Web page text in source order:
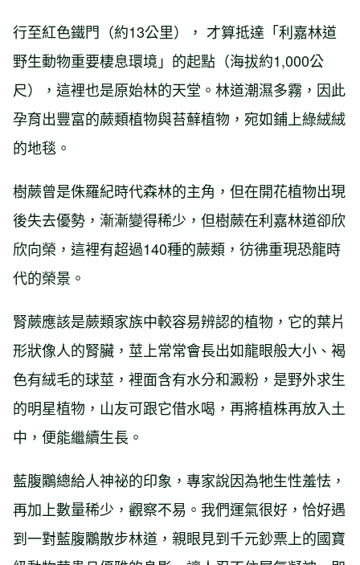
行至紅色鐵門（約13公里）， 才算抵達「利嘉林道
野生動物重要棲息環境」的起點（海拔約1,000公
尺），這裡也是原始林的天堂。林道潮濕多霧，因此
孕育出豐富的蕨類植物與苔蘚植物，宛如鋪上綠絨絨
的地毯。
樹蕨曾是侏羅紀時代森林的主角，但在開花植物出現
後失去優勢，漸漸變得稀少，但樹蕨在利嘉林道卻欣
欣向榮，這裡有超過140種的蕨類，彷彿重現恐龍時
代的榮景。
腎蕨應該是蕨類家族中較容易辨認的植物，它的葉片
形狀像人的腎臟，莖上常常會長出如龍眼般大小、褐
色有絨毛的球莖，裡面含有水分和澱粉，是野外求生
的明星植物，山友可跟它借水喝，再將植株再放入土
中，便能繼續生長。
藍腹鷴總給人神祕的印象，專家說因為牠生性羞怯，
再加上數量稀少，觀察不易。我們運氣很好，恰好遇
到一對藍腹鷴散步林道，親眼見到千元鈔票上的國寶